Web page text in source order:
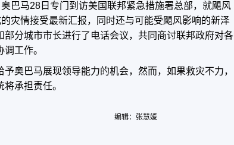
奥巴马28日专门到访美国联邦紧急措施署总部，就飓风
灾情接受最新汇报，同时还与可能受飓风影响的新泽
部分城市市长进行了电话会议，共同商讨联邦政府对各
工作。
奥巴马展现领导能力的机会，然而，如果救灾不力，
承担责任。
编辑：张慧媛